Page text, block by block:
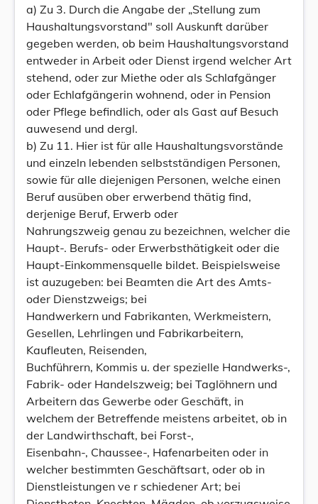
a) Zu 3. Durch die Angabe der „Stellung zum
Haushaltungsvorstand" soll Auskunft darüber
gegeben werden, ob beim Haushaltungsvorstand
entweder in Arbeit oder Dienst irgend welcher Art
stehend, oder zur Miethe oder als Schlafgänger
oder Echlafgängerin wohnend, oder in Pension
oder Pflege befindlich, oder als Gast auf Besuch
auwesend und dergl.
b) Zu 11. Hier ist für alle Haushaltungsvorstände
und einzeln lebenden selbstständigen Personen,
sowie für alle diejenigen Personen, welche einen
Beruf ausüben ober erwerbend thätig find,
derjenige Beruf, Erwerb oder
Nahrungszweig genau zu bezeichnen, welcher die
Haupt-. Berufs- oder Erwerbsthätigkeit oder die
Haupt-Einkommensquelle bildet. Beispielsweise
ist auzugeben: bei Beamten die Art des Amts-
oder Dienstzweigs; bei
Handwerkern und Fabrikanten, Werkmeistern,
Gesellen, Lehrlingen und Fabrikarbeitern,
Kaufleuten, Reisenden,
Buchführern, Kommis u. der spezielle Handwerks-,
Fabrik- oder Handelszweig; bei Taglöhnern und
Arbeitern das Gewerbe oder Geschäft, in
welchem der Betreffende meistens arbeitet, ob in
der Landwirthschaft, bei Forst-,
Eisenbahn-, Chaussee-, Hafenarbeiten oder in
welcher bestimmten Geschäftsart, oder ob in
Dienstleistungen ve r schiedener Art; bei